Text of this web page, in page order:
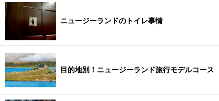
ニュージーランドのトイレ事情
目的地別！ニュージーランド旅行モデルコース